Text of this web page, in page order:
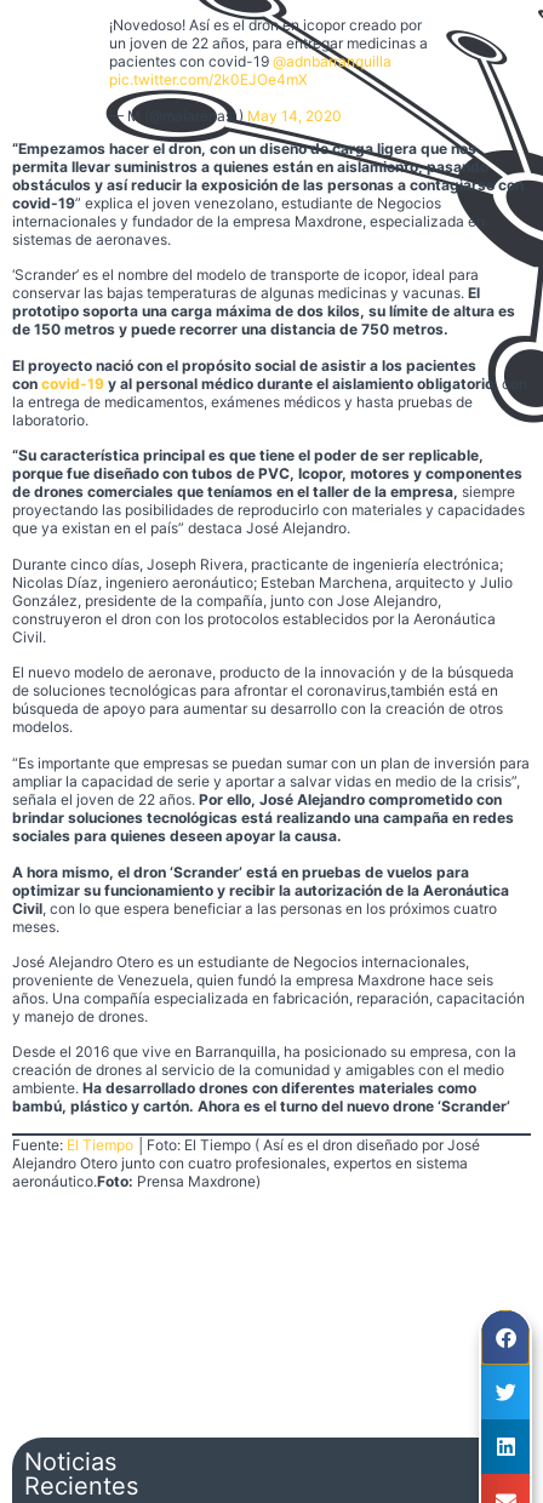
¡Novedoso! Así es el dron en icopor creado por
un joven de 22 años, para entregar medicinas a
pacientes con covid-19 @adnbarranquilla
pic.twitter.com/2k0EJOe4mX
— M (@maiarenas_) May 14, 2020
“Empezamos hacer el dron, con un diseño de carga ligera que nos
permita llevar suministros a quienes están en aislamiento, pasando
obstáculos y así reducir la exposición de las personas a contagiarse con
covid-19” explica el joven venezolano, estudiante de Negocios
internacionales y fundador de la empresa Maxdrone, especializada en
sistemas de aeronaves.
‘Scrander’ es el nombre del modelo de transporte de icopor, ideal para
conservar las bajas temperaturas de algunas medicinas y vacunas. El
prototipo soporta una carga máxima de dos kilos, su límite de altura es
de 150 metros y puede recorrer una distancia de 750 metros.
El proyecto nació con el propósito social de asistir a los pacientes
con covid-19 y al personal médico durante el aislamiento obligatorio, con
la entrega de medicamentos, exámenes médicos y hasta pruebas de
laboratorio.
“Su característica principal es que tiene el poder de ser replicable,
porque fue diseñado con tubos de PVC, Icopor, motores y componentes
de drones comerciales que teníamos en el taller de la empresa, siempre
proyectando las posibilidades de reproducirlo con materiales y capacidades
que ya existan en el país” destaca José Alejandro.
Durante cinco días, Joseph Rivera, practicante de ingeniería electrónica;
Nicolas Díaz, ingeniero aeronáutico; Esteban Marchena, arquitecto y Julio
González, presidente de la compañía, junto con Jose Alejandro,
construyeron el dron con los protocolos establecidos por la Aeronáutica
Civil.
El nuevo modelo de aeronave, producto de la innovación y de la búsqueda
de soluciones tecnológicas para afrontar el coronavirus,también está en
búsqueda de apoyo para aumentar su desarrollo con la creación de otros
modelos.
“Es importante que empresas se puedan sumar con un plan de inversión para
ampliar la capacidad de serie y aportar a salvar vidas en medio de la crisis”,
señala el joven de 22 años. Por ello, José Alejandro comprometido con
brindar soluciones tecnológicas está realizando una campaña en redes
sociales para quienes deseen apoyar la causa.
A hora mismo, el dron ‘Scrander’ está en pruebas de vuelos para
optimizar su funcionamiento y recibir la autorización de la Aeronáutica
Civil, con lo que espera beneficiar a las personas en los próximos cuatro
meses.
José Alejandro Otero es un estudiante de Negocios internacionales,
proveniente de Venezuela, quien fundó la empresa Maxdrone hace seis
años. Una compañía especializada en fabricación, reparación, capacitación
y manejo de drones.
Desde el 2016 que vive en Barranquilla, ha posicionado su empresa, con la
creación de drones al servicio de la comunidad y amigables con el medio
ambiente. Ha desarrollado drones con diferentes materiales como
bambú, plástico y cartón. Ahora es el turno del nuevo drone ‘Scrander’
Fuente: El Tiempo │Foto: El Tiempo ( Así es el dron diseñado por José
Alejandro Otero junto con cuatro profesionales, expertos en sistema
aeronáutico.Foto: Prensa Maxdrone)
Noticias
Recientes